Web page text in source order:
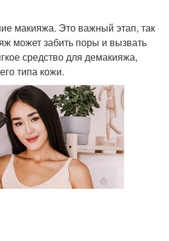
макияжа. Это важный этап, так
может забить поры и вызвать
средство для демакияжа,
типа кожи.